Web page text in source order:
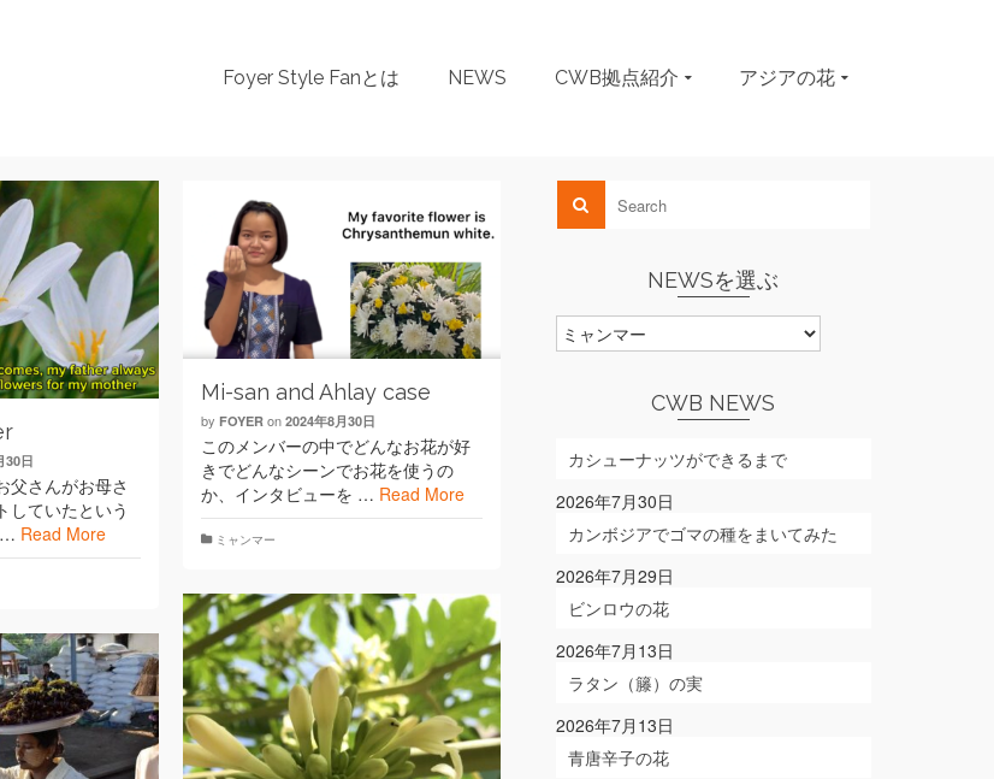
Foyer Style Fanとは NEWS CWB拠点紹介 アジアの花
30日
父さんがお母さ
していたという
… Read More
Mi-san and Ahlay case
byFOYER on2024年8月30日
このメンバーの中でどんなお花が好
きでどんなシーンでお花を使うの
か、インタビューを … Read More
ミャンマー
NEWSを選ぶ
NEWS
を
CWB NEWS
カシューナッツができるまで
2026年7月30日
カンボジアでゴマの種をまいてみた
2026年7月29日
ビンロウの花
2026年7月13日
ラタン（籐）の実
2026年7月13日
青唐辛子の花